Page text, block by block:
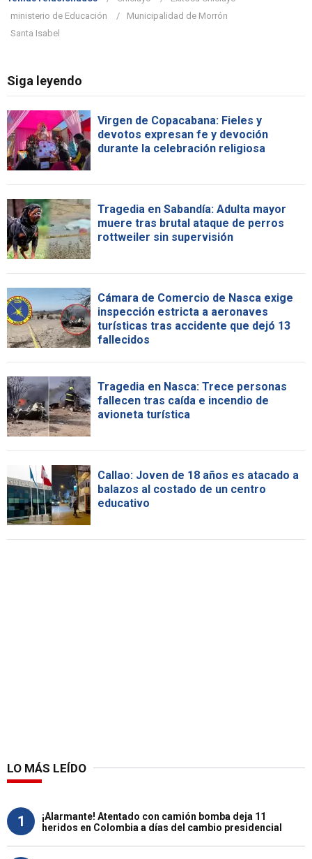
ministerio de Educación
Municipalidad de Morrón
Santa Isabel
Siga leyendo
Virgen de Copacabana: Fieles y
devotos expresan fe y devoción
durante la celebración religiosa
Tragedia en Sabandía: Adulta mayor
muere tras brutal ataque de perros
rottweiler sin supervisión
Cámara de Comercio de Nasca exige
inspección estricta a aeronaves
turísticas tras accidente que dejó 13
fallecidos
Tragedia en Nasca: Trece personas
fallecen tras caída e incendio de
avioneta turística
Callao: Joven de 18 años es atacado a
balazos al costado de un centro
educativo
LO MÁS LEÍDO
1
¡Alarmante! Atentado con camión bomba deja 11
heridos en Colombia a días del cambio presidencial